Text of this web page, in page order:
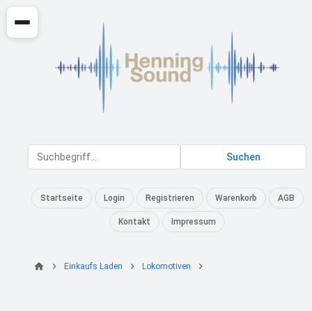
Suchen
Startseite Login Registrieren Warenkorb AGB
Kontakt Impressum
Einkaufs Laden Lokomotiven